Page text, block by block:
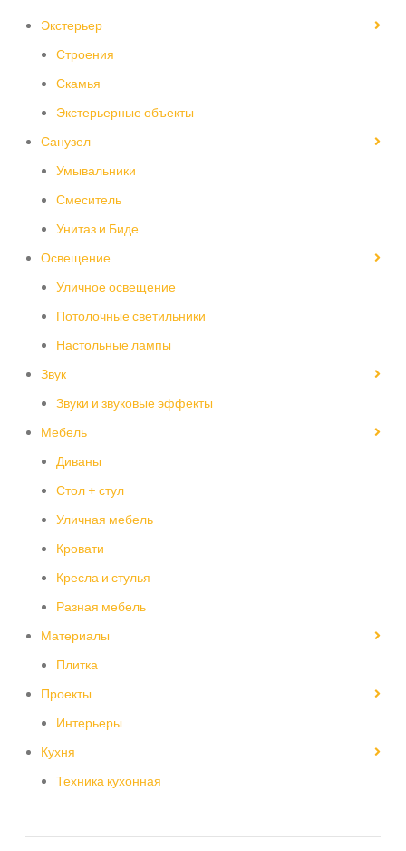
Экстерьер
Строения
Скамья
Экстерьерные объекты
Санузел
Умывальники
Смеситель
Унитаз и Биде
Освещение
Уличное освещение
Потолочные светильники
Настольные лампы
Звук
Звуки и звуковые эффекты
Мебель
Диваны
Стол + стул
Уличная мебель
Кровати
Кресла и стулья
Разная мебель
Материалы
Плитка
Проекты
Интерьеры
Кухня
Техника кухонная